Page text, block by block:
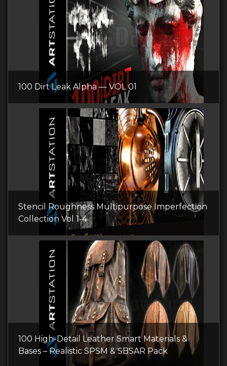
100 Dirt Leak Alpha — VOL 01
Stencil Roughness Multipurpose Imperfection
Collection Vol 1-4
100 High-Detail Leather Smart Materials &
Bases – Realistic SPSM & SBSAR Pack